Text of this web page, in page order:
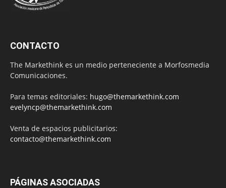
CONTACTO
The Markethink es un medio perteneciente a Morfosmedia
Comunicaciones.
Para temas editoriales: hugo@themarkethink.com
evelyncp@themarkethink.com
Venta de espacios publicitarios:
contacto@themarkethink.com
PÁGINAS ASOCIADAS